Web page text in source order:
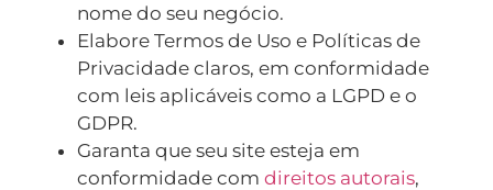
nome do seu negócio.
Elabore Termos de Uso e Políticas de
Privacidade claros, em conformidade
com leis aplicáveis como a LGPD e o
GDPR.
Garanta que seu site esteja em
conformidade com direitos autorais,